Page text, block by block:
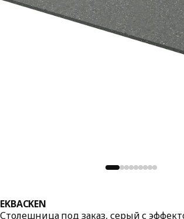
EKBACKEN
Столешница под заказ, серый с